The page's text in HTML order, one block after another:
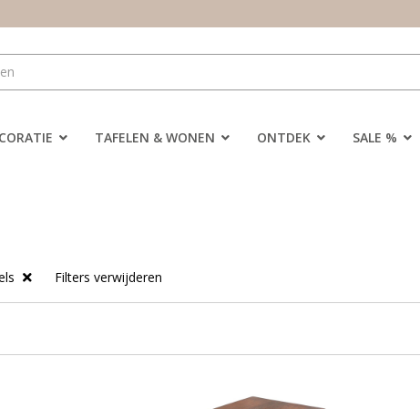
TAFELEN & WONEN ONTDEK SALE %
Filters verwijderen